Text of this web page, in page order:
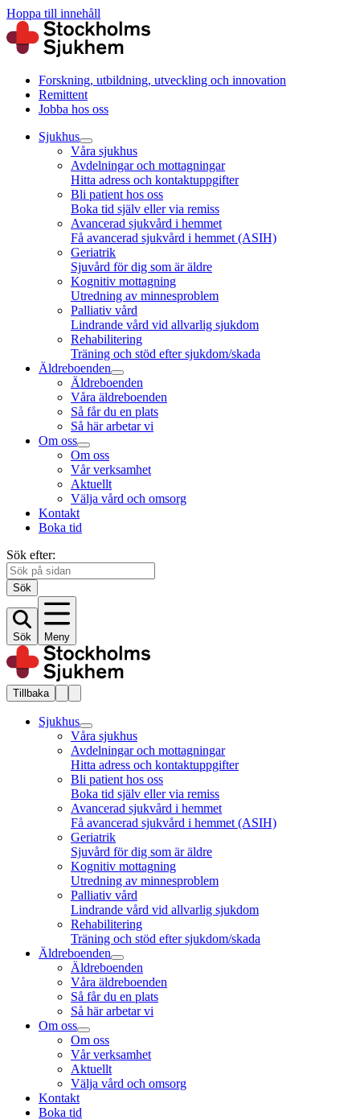
Hoppa till innehåll
Forskning, utbildning, utveckling och innovation
Remittent
Jobba hos oss
Sjukhus
Våra sjukhus
Avdelningar och mottagningar
Hitta adress och kontaktuppgifter
Bli patient hos oss
Boka tid själv eller via remiss
Avancerad sjukvård i hemmet
Få avancerad sjukvård i hemmet (ASIH)
Geriatrik
Sjuvård för dig som är äldre
Kognitiv mottagning
Utredning av minnesproblem
Palliativ vård
Lindrande vård vid allvarlig sjukdom
Rehabilitering
Träning och stöd efter sjukdom/skada
Äldreboenden
Äldreboenden
Våra äldreboenden
Så får du en plats
Så här arbetar vi
Om oss
Om oss
Vår verksamhet
Aktuellt
Välja vård och omsorg
Kontakt
Boka tid
Sök efter:
Sök
Sök Meny
Tillbaka
Sjukhus
Våra sjukhus
Avdelningar och mottagningar
Hitta adress och kontaktuppgifter
Bli patient hos oss
Boka tid själv eller via remiss
Avancerad sjukvård i hemmet
Få avancerad sjukvård i hemmet (ASIH)
Geriatrik
Sjuvård för dig som är äldre
Kognitiv mottagning
Utredning av minnesproblem
Palliativ vård
Lindrande vård vid allvarlig sjukdom
Rehabilitering
Träning och stöd efter sjukdom/skada
Äldreboenden
Äldreboenden
Våra äldreboenden
Så får du en plats
Så här arbetar vi
Om oss
Om oss
Vår verksamhet
Aktuellt
Välja vård och omsorg
Kontakt
Boka tid